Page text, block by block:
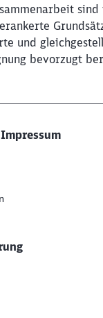
sind
und
bevorzugt